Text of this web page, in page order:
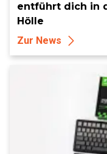
entführt dich in
Hölle
Zur News